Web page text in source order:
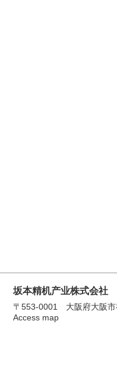
坂本精机产业株式会社
〒553-0001 大阪府大阪市
Access map